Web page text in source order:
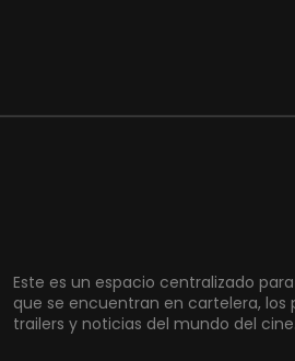
Este es un espacio centralizado
que se encuentran en cartelera, los
trailers y noticias del mundo del cine.